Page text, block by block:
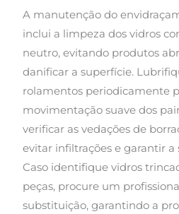
A manutenção do
inclui a limpeza dos vidros
neutro, evitando produtos
danificar a superfície.
rolamentos periodicamente
movimentação suave dos
verificar as vedações de
evitar infiltrações e garantir a
Caso identifique vidros
peças, procure um
substituição, garantindo a